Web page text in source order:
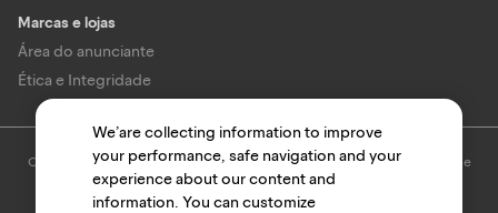
Marcas e lojas
Área do anunciante
Ética e Integridade
O uso deste site está sujeito aos termos e condições doTermo de Uso
e
Política de privacidade.
© Bondfaro. Todos os direitos reservados.
We’are collecting information to improve
your performance, safe navigation and your
experience about our content and
information. You can customize